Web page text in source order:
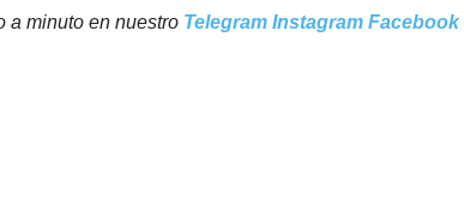
a minuto en nuestro Telegram Instagram Facebook